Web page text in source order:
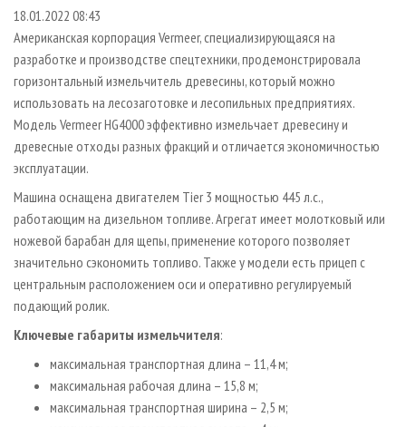
СУШКА ДРЕВЕСИНЫ
ПРОИЗВОДСТВО ДРЕВЕСНЫХ ПЛИТ
ДЕРЕВЯННОЕ ДОМОСТРОЕНИЕ
ПРОИЗВОДСТВО МЕБЕЛИ
БИОЭНЕРГЕТИКА
ЦБП
ИНСТРУМЕНТ И МАТЕРИАЛЫ
ПЕРСОНЫ
МОБИЛЬНЫЕ ВЫСТАВКИ
ОФИЦИАЛЬНЫЕ ДЕЛЕГАЦИИ
ПРИОРИТЕТНЫЕ ИНВЕСТПРОЕКТЫ
RUSSIAN FORESTRY REVIEW
ГАЗЕТА ЛЕСПРОМФОРУМ
БИБЛИОТЕКА СПЕЦИАЛИСТА
КОНТАКТЫ
РЕКЛАМА
РЕКЛАМА НА САЙТЕ
18.01.2022 08:43
Американская корпорация Vermeer, специализирующаяся на
разработке и производстве спецтехники, продемонстрировала
горизонтальный измельчитель древесины, который можно
использовать на лесозаготовке и лесопильных предприятиях.
Модель Vermeer HG4000 эффективно измельчает древесину и
древесные отходы разных фракций и отличается экономичностью
эксплуатации.
Машина оснащена двигателем Tier 3 мощностью 445 л.с.,
работающим на дизельном топливе. Агрегат имеет молотковый или
ножевой барабан для щепы, применение которого позволяет
значительно сэкономить топливо. Также у модели есть прицеп с
центральным расположением оси и оперативно регулируемый
подающий ролик.
Ключевые габариты измельчителя:
максимальная транспортная длина – 11,4 м;
максимальная рабочая длина – 15,8 м;
максимальная транспортная ширина – 2,5 м;